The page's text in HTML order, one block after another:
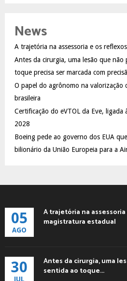
h
o
r
:
News
A trajetória na assessoria e os
Antes da cirurgia, uma lesão que não
toque precisa ser marcada com
O papel do agrônomo na valorização
brasileira
Certificação do eVTOL da Eve, ligada
2028
Boeing pede ao governo dos EUA
bilionário da União Europeia para a
05
AGO
A trajetória na
magistratura estadual
30
JUL
Antes da cirurgia, uma
sentida ao toque...